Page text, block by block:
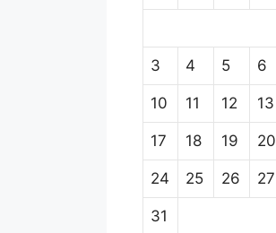
3 4 5 6
10 11 12 13
17 18 19 20
24 25 26 27
31